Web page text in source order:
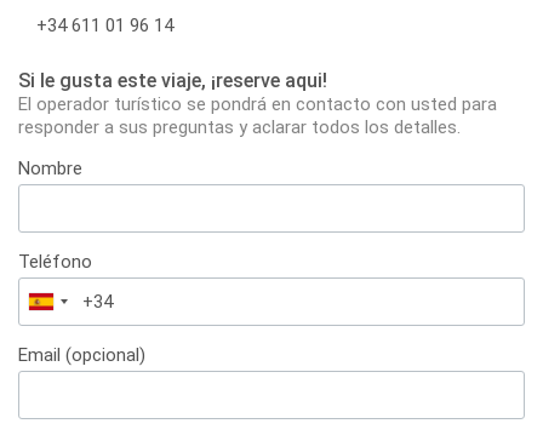
+34 611 01 96 14
Si le gusta este viaje, ¡reserve aqui!
El operador turístico se pondrá en contacto con usted para
responder a sus preguntas y aclarar todos los detalles.
Nombre
Teléfono
España
+34
Email (opcional)